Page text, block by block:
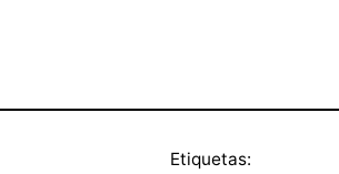
Etiquetas: